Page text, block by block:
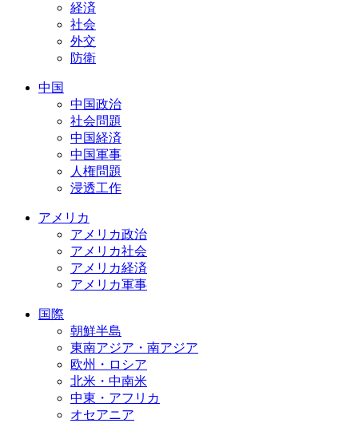
経済
社会
外交
防衛
中国
中国政治
社会問題
中国経済
中国軍事
人権問題
浸透工作
アメリカ
アメリカ政治
アメリカ社会
アメリカ経済
アメリカ軍事
国際
朝鮮半島
東南アジア・南アジア
欧州・ロシア
北米・中南米
中東・アフリカ
オセアニア